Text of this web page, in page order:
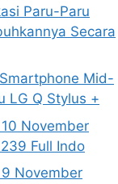
Paru-Paru
Secara
Mid-
LG Q Stylus +
November
Full Indo
November